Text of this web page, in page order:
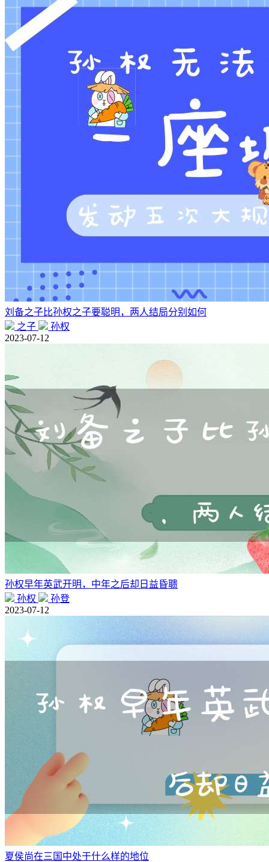
刘备之子比孙权之子要聪明，两人结局分别如何
之子
孙权
2023-07-12
孙权早年英武开明，中年之后却日益昏聩
孙权
孙登
2023-07-12
夏侯尚在三国中处于什么样的地位